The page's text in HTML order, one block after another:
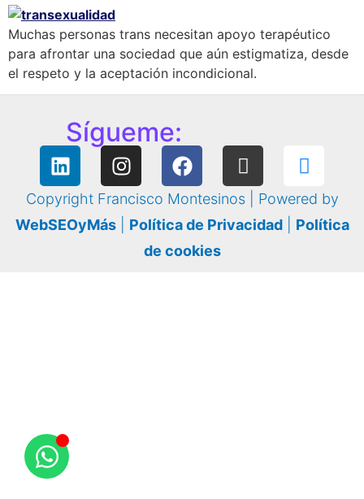
Muchas personas trans necesitan apoyo terapéutico
para afrontar una sociedad que aún estigmatiza, desde
el respeto y la aceptación incondicional.
Sígueme:
Copyright Francisco Montesinos | Powered by
WebSEOyMás| Política de Privacidad| Política
de cookies